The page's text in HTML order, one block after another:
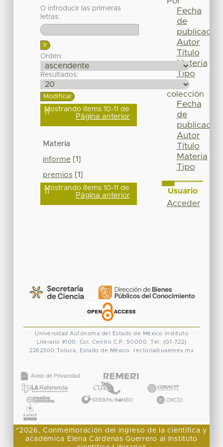
O introducir las primeras
letras:
Orden:
Resultados:
Mostrando ítems 10-11 de
11 Página anterior
Materia
informe[1]
premios [1]
Mostrando ítems 10-11 de
11 Página anterior
Fecha
de
publicación
Autor
Título
Materia
Tipo
colección
Fecha
de
publicación
Autor
Título
Materia
Tipo
Usuario
Acceder
Universidad Autónoma del Estado de México
Instituto
Literario #100. Col. Centro C.P. 50000. Tel. (01-722)
2262300 Toluca, Estado de México. rectoria@uaemex.mx
"2026, Conmemoración del ingreso de la científica y
académica Elena Cárdenas Guerrero al Instituto